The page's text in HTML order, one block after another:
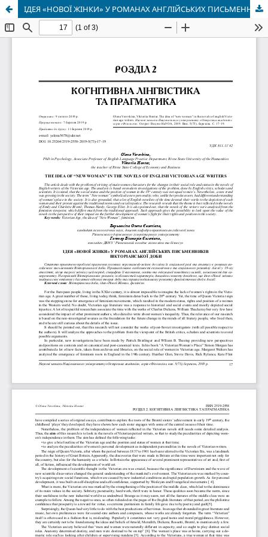
ІДЕЯ «НОВОЇ ЖІНКИ» У РОМАНАХ АНГЛІЙСЬКИХ ПИСЬМЕННИКІВ ВІКТОРІАНСЬКОЇ ДОБИ